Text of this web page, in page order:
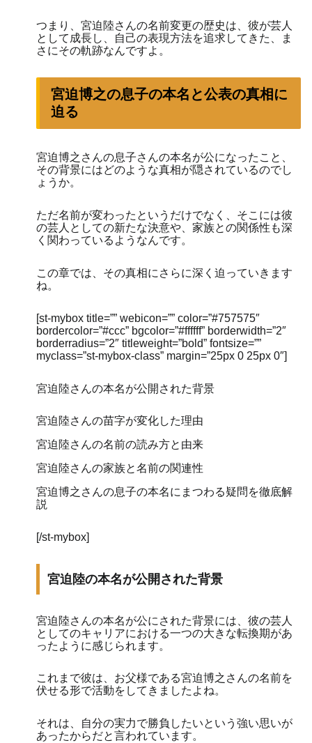
つまり、宮迫陸さんの名前変更の歴史は、彼が芸人
として成長し、自己の表現方法を追求してきた、ま
さにその軌跡なんですよ。
宮迫博之の息子の本名と公表の真相に
迫る
宮迫博之さんの息子さんの本名が公になったこと、
その背景にはどのような真相が隠されているのでし
ょうか。
ただ名前が変わったというだけでなく、そこには彼
の芸人としての新たな決意や、家族との関係性も深
く関わっているようなんです。
この章では、その真相にさらに深く迫っていきます
ね。
[st-mybox title=”” webicon=”” color=”#757575″
bordercolor=”#ccc” bgcolor=”#ffffff” borderwidth=”2″
borderradius=”2″ titleweight=”bold” fontsize=””
myclass=”st-mybox-class” margin=”25px 0 25px 0″]
宮迫陸さんの本名が公開された背景
宮迫陸さんの苗字が変化した理由
宮迫陸さんの名前の読み方と由来
宮迫陸さんの家族と名前の関連性
宮迫博之さんの息子の本名にまつわる疑問を徹底解
説
[/st-mybox]
宮迫陸の本名が公開された背景
宮迫陸さんの本名が公にされた背景には、彼の芸人
としてのキャリアにおける一つの大きな転換期があ
ったように感じられます。
これまで彼は、お父様である宮迫博之さんの名前を
伏せる形で活動をしてきましたよね。
それは、自分の実力で勝負したいという強い思いが
あったからだと言われています。